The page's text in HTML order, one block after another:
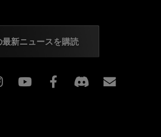
新ニュースを購読
Instagram Facebook